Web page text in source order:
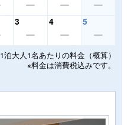
3 4 5
1泊大人1名あたりの料金（概算）
※料金は消費税込みです。